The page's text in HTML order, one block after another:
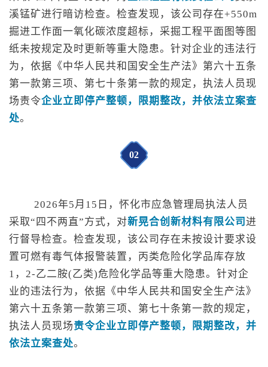
溪锰矿进行暗访检查。 检查发现，该公司存在+550m
掘进工作面一氧化碳浓度超标，采掘工程平面图等图
纸未按规定及时更新等重大隐患。针对企业的违法行
为，依据《中华人民共和国安全生产法》第六十五条
第一款第三项、第七十条第一款的规定，执法人员现
场责令企业立即停产整顿，限期整改，并依法立案查
处。
02
2026年5月15日，怀化市应急管理局执法人员
采取“四不两直”方式，对新晃合创新材料有限公司 进
行督导检查。 检查发现，该公司存在未按设计要求设
置可燃有毒气体报警装置，丙类危险化学品库存放
1，2-乙二胺(乙类)危险化学品等重大隐患。针对企
业的违法行为，依据《中华人民共和国安全生产法》
第六十五条第一款第三项、第七十条第一款的规定，
执法人员现场责令企业立即停产整顿 ， 限期整改 ， 并
依法立案查处。